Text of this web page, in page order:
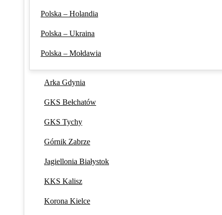
Polska – Holandia
Polska – Ukraina
Polska – Mołdawia
Arka Gdynia
GKS Bełchatów
GKS Tychy
Górnik Zabrze
Jagiellonia Białystok
KKS Kalisz
Korona Kielce